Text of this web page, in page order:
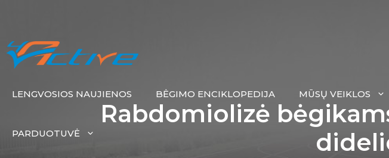
LENGVOSIOS NAUJIENOS BĖGIMO ENCIKLOPEDIJA MŪSŲ VEIKLOS
PARDUOTUVĖ
Rabdomiolizė